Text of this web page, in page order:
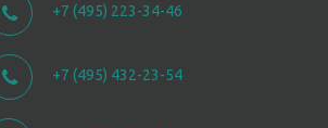
+7 (495) 223-34-46
+7 (495) 432-23-54